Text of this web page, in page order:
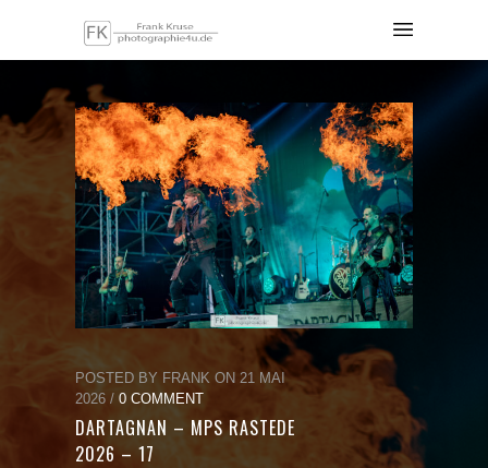
POSTED BY FRANK ON 21 MAI
2026 / 0 COMMENT
DARTAGNAN – MPS RASTEDE
2026 – 17